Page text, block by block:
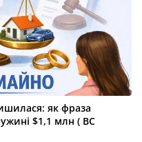
як фраза
$1,1 млн ( ВС